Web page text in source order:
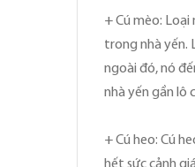
+ Cú mèo:
trong nhà yến.
ngoài đó, nó
nhà yến gần lô
+ Cú heo: Cú
hết sức cảnh